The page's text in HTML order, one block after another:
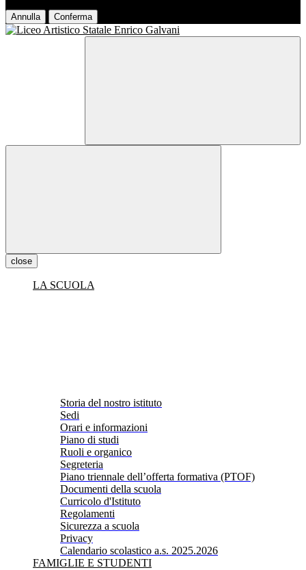
Annulla Conferma
close
LA SCUOLA
Storia del nostro istituto
Sedi
Orari e informazioni
Piano di studi
Ruoli e organico
Segreteria
Piano triennale dell’offerta formativa (PTOF)
Documenti della scuola
Curricolo d'Istituto
Regolamenti
Sicurezza a scuola
Privacy
Calendario scolastico a.s. 2025.2026
FAMIGLIE E STUDENTI